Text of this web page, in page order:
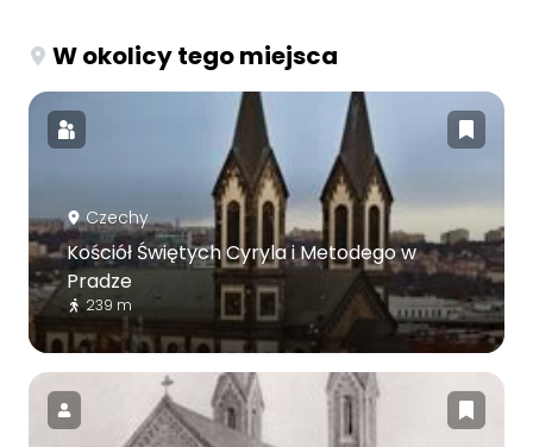
W okolicy tego miejsca
Czechy
Kościół Świętych Cyryla i Metodego w
Pradze
239 m